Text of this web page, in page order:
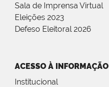
Sala de Imprensa Virtual
Eleições 2023
Defeso Eleitoral 2026
ACESSO À INFORMAÇÃO
Institucional